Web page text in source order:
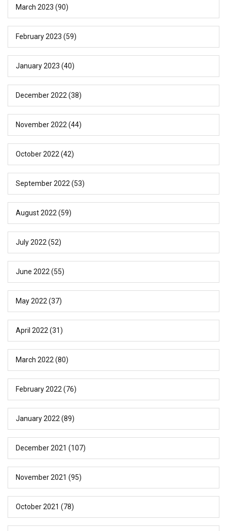
March 2023 (90)
February 2023 (59)
January 2023 (40)
December 2022 (38)
November 2022 (44)
October 2022 (42)
September 2022 (53)
August 2022 (59)
July 2022 (52)
June 2022 (55)
May 2022 (37)
April 2022 (31)
March 2022 (80)
February 2022 (76)
January 2022 (89)
December 2021 (107)
November 2021 (95)
October 2021 (78)